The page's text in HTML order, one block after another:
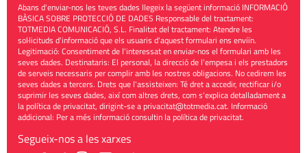
Abans d'enviar-nos les teves dades llegeix la següent informació INFORMACIÓ
BÀSICA SOBRE PROTECCIÓ DE DADES Responsable del tractament:
TOTMEDIA COMUNICACIÓ, S.L. Finalitat del tractament: Atendre les
sol·licituds d'informació que els usuaris d'aquest formulari ens enviïn.
Legitimació: Consentiment de l'interessat en enviar-nos el formulari amb les
seves dades. Destinataris: El personal, la direcció de l'empesa i els prestadors
de serveis necessaris per complir amb les nostres obligacions. No cedirem les
seves dades a tercers. Drets que l'assisteixen: Té dret a accedir, rectificar i/o
suprimir les seves dades, així com altres drets, com s'explica detalladament a
la política de privacitat, dirigint-se aprivacitat@totmedia.cat. Informació
addicional: Per a més informació consultin lapolítica de privacitat.
Segueix-nos a les xarxes